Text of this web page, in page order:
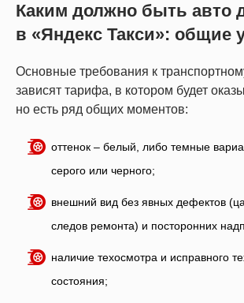
Каким должно быть авто
в «Яндекс Такси»: общие
Основные требования к
зависят тарифа, в котором будет
но есть ряд общих моментов:
оттенок – белый, либо темные
серого или черного;
внешний вид без явных дефектов
следов ремонта) и посторонних
наличие техосмотра и исправного
состояния;